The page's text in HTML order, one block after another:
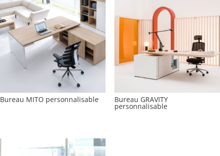
Bureau MITO personnalisable Bureau GRAVITY
personnalisable